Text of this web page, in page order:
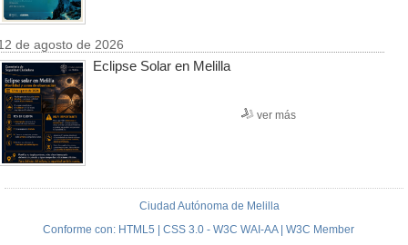
de agosto de 2026
Eclipse Solar en Melilla
ver más
Ciudad Autónoma de Melilla
Conforme con: HTML5 | CSS 3.0 - W3C WAI-AA | W3C Member